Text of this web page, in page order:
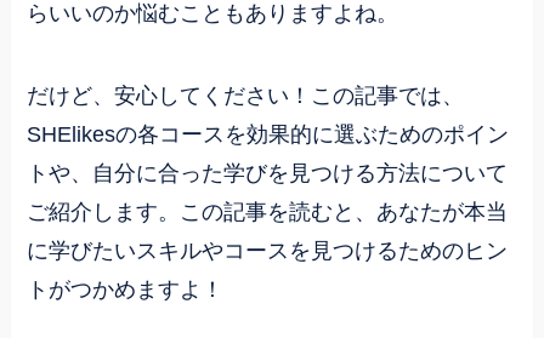
らいいのか悩むこともありますよね。
だけど、安心してください！この記事では、
SHElikesの各コースを効果的に選ぶためのポイン
トや、自分に合った学びを見つける方法について
ご紹介します。この記事を読むと、あなたが本当
に学びたいスキルやコースを見つけるためのヒン
トがつかめますよ！